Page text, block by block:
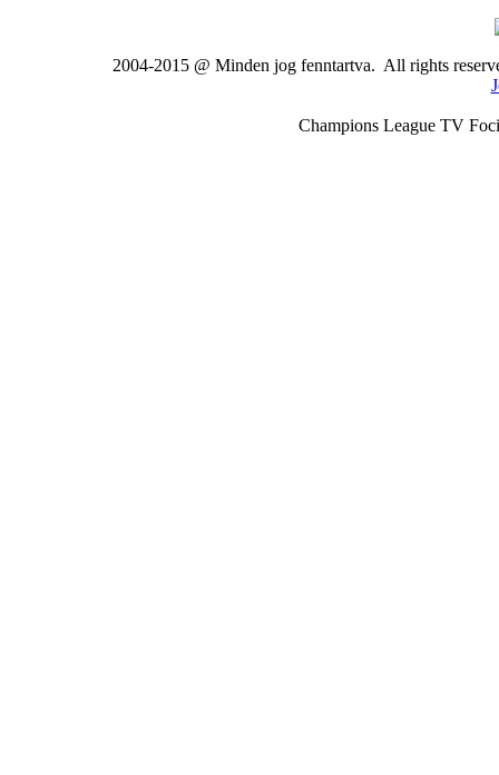
2004-2015 @ Minden jog fenntartva. All rights
Champions League TV